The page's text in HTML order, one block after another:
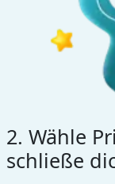
2. Wähle
schließe